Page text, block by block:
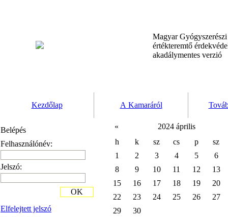
Magyar
értékteremtő
akadálymentes verzió
Kezdőlap A Kamaráról
Belépés
Felhasználónév:
Jelszó:
Elfelejtett jelszó
OK
«
2024 április
h
k sz cs p
sz
1
2 3 4 5
6
8
9 10 11 12
13
15
16 17 18 19
20
22
23 24 25 26
27
29
30